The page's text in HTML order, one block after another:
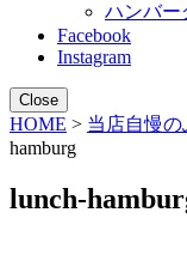
ハンバー
Facebook
Instagram
Close
HOME > 当店自慢
hamburg
lunch-